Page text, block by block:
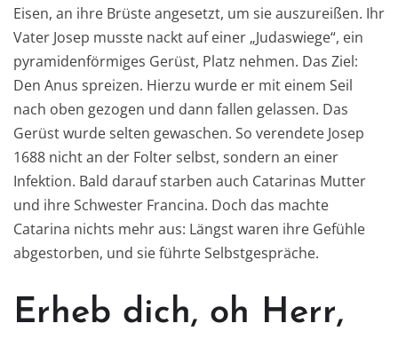
Eisen, an ihre Brüste angesetzt, um sie auszureißen. Ihr
Vater Josep musste nackt auf einer „Judaswiege“, ein
pyramidenförmiges Gerüst, Platz nehmen. Das Ziel:
Den Anus spreizen. Hierzu wurde er mit einem Seil
nach oben gezogen und dann fallen gelassen. Das
Gerüst wurde selten gewaschen. So verendete Josep
1688 nicht an der Folter selbst, sondern an einer
Infektion. Bald darauf starben auch Catarinas Mutter
und ihre Schwester Francina. Doch das machte
Catarina nichts mehr aus: Längst waren ihre Gefühle
abgestorben, und sie führte Selbstgespräche.
Erheb dich, oh Herr,